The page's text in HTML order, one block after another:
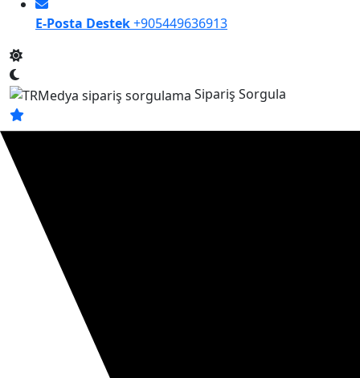
E-Posta Destek+905449636913
Sipariş Sorgula